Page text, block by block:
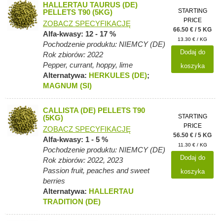
HALLERTAU TAURUS (DE)
PELLETS T90 (5KG)
ZOBACZ SPECYFIKACJĘ
Alfa-kwasy: 12 - 17 %
Pochodzenie produktu: NIEMCY (DE)
Rok zbiorów: 2022
Pepper, currant, hoppy, lime
Alternatywa: HERKULES (DE);
MAGNUM (SI)
STARTING
PRICE
66.50 € / 5 KG
13.30 € / KG
Dodaj do
koszyka
CALLISTA (DE) PELLETS T90
(5KG)
ZOBACZ SPECYFIKACJĘ
Alfa-kwasy: 1 - 5 %
Pochodzenie produktu: NIEMCY (DE)
Rok zbiorów: 2022, 2023
Passion fruit, peaches and sweet
berries
Alternatywa: HALLERTAU
TRADITION (DE)
STARTING
PRICE
56.50 € / 5 KG
11.30 € / KG
Dodaj do
koszyka